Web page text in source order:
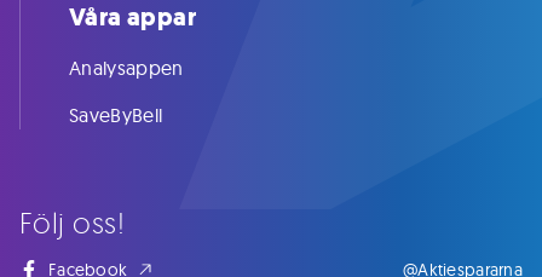
Följ oss!
Facebook @Aktiespararna
Våra appar
Analysappen
SaveByBell